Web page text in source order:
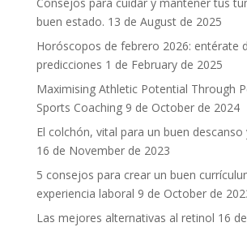
buen estado. 13 de August de 2025
Horóscopos de febrero 2026: entérate
predicciones 1 de February de 2025
Maximising Athletic Potential Through
Sports Coaching 9 de October de 2024
El colchón, vital para un buen
16 de November de 2023
5 consejos para crear un buen
experiencia laboral 9 de October de
Las mejores alternativas al retinol 16